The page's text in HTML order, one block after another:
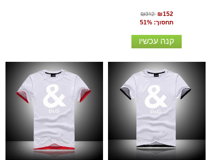
₪312 ₪152
תחסוך: 51%
קנה עכשיו